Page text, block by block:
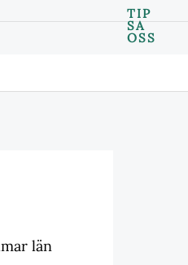
TIP
SA
OSS
län